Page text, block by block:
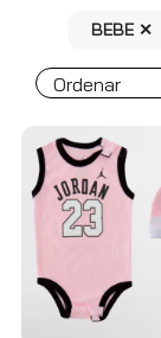
BEBE ✕